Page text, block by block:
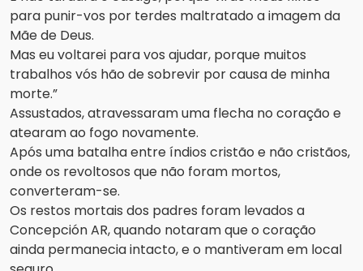
para punir-vos por terdes maltratado a imagem da
Mãe de Deus.
Mas eu voltarei para vos ajudar, porque muitos
trabalhos vós hão de sobrevir por causa de minha
morte.”
Assustados, atravessaram uma flecha no coração e
atearam ao fogo novamente.
Após uma batalha entre índios cristão e não cristãos,
onde os revoltosos que não foram mortos,
converteram-se.
Os restos mortais dos padres foram levados a
Concepción AR, quando notaram que o coração
ainda permanecia intacto, e o mantiveram em local